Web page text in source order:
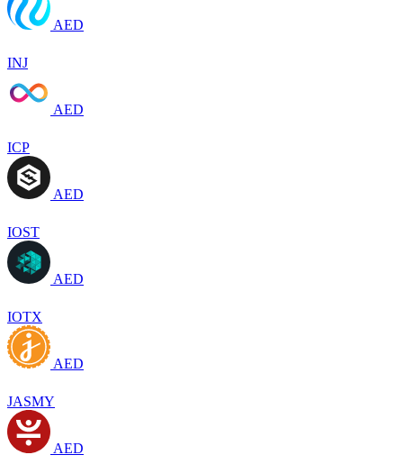
AED
INJ
AED
ICP
AED
IOST
AED
IOTX
AED
JASMY
AED